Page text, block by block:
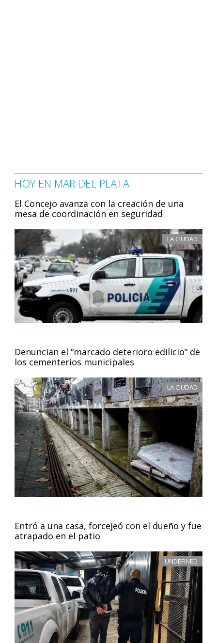
HOY EN MAR DEL PLATA
El Concejo avanza con la creación de una
mesa de coordinación en seguridad
LA CIUDAD
Denuncian el “marcado deterioro edilicio” de
los cementerios municipales
LA CIUDAD
Entró a una casa, forcejeó con el dueño y fue
atrapado en el patio
UNDEFINED